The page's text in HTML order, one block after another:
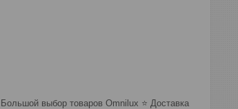
выбор товаров Omnilux ⭐️ Доставка